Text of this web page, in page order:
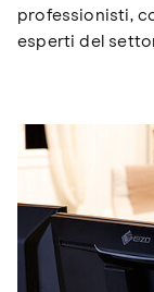
professionisti,
esperti del